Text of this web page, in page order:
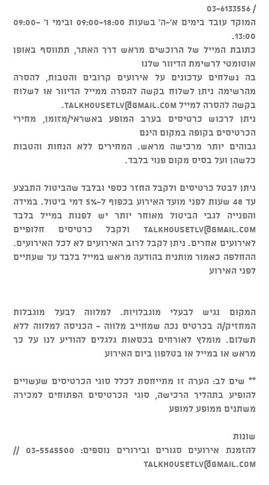
/ 03-6133556
המוקד עובד בימים א'-ה' בשעות 09:00-18:00 ובימי ו' 09:00-
13:00.
כתובת המייל של הרוכשים מראש דרך האתר, תתווסף באופן
אוטומטי לרשימת הדיוור שלנו
בה נשלחים עדכונים על אירועים קרובים והטבות, להסרה
מהרשימה ניתן לשלוח בקשה להסרה ממייל הדיוור או לשלוח
בקשה להסרה למיילtalkhousetlv@gmail.com
.
ניתן לרכוש כרטיסים בערב המופע באשראי/מזומן, מחירי
הכרטיסים בקופה במקום הינם
גבוהים יותר מרכישה מראש. המחירים ללא הנחות והטבות
כלשהן ועל בסיס מקום פנוי בלבד.
ניתן לבטל כרטיסים ולקבל החזר כספי ובלבד שהביטול התבצע
עד 48 שעות לפני מועד האירוע בכפוף ל-5% דמי ביטול. במידה
והפנייה לגבי הביטול מאוחר יותר יש לפנות במייל בלבד
talkhousetlv@gmail.com ולקבל כרטיסים חלופיים
לאירועים אחרים. ניתן לקבל לרוב האירועים לא לכל האירועים.
ההחלפה כאמור מותנית בהודעה מראש במייל בלבד עד שעתיים
לפני האירוע
המקום נגיש לבעלי מוגבלויות. למלווה לבעל מוגבלות
המחזיק/ה בכרטיס נכה שמחייב מלווה - הכניסה למלווה ללא
תשלום. מומלץ לאורחים בכסאות גלגלים להודיע לנו על כך
מראש או במייל או בטלפון ביום האירוע
** שים לב: הערה זו מתייחסת לכלל סוגי הכרטיסים שעשויים
להופיע בתהליך הרכישה, סוגי הכרטיסים הפתוחים למכירה
משתנים ממופע למופע
שונות
להזמנת אירועים סגורים ובירורים נוספים: 03-5545500 //
talkhousetlv@gmail.com